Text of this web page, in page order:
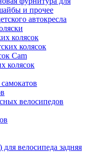
и прочее
автокресла
колясок
колясок
Cam
колясок
велосипедов
для велосипеда задняя